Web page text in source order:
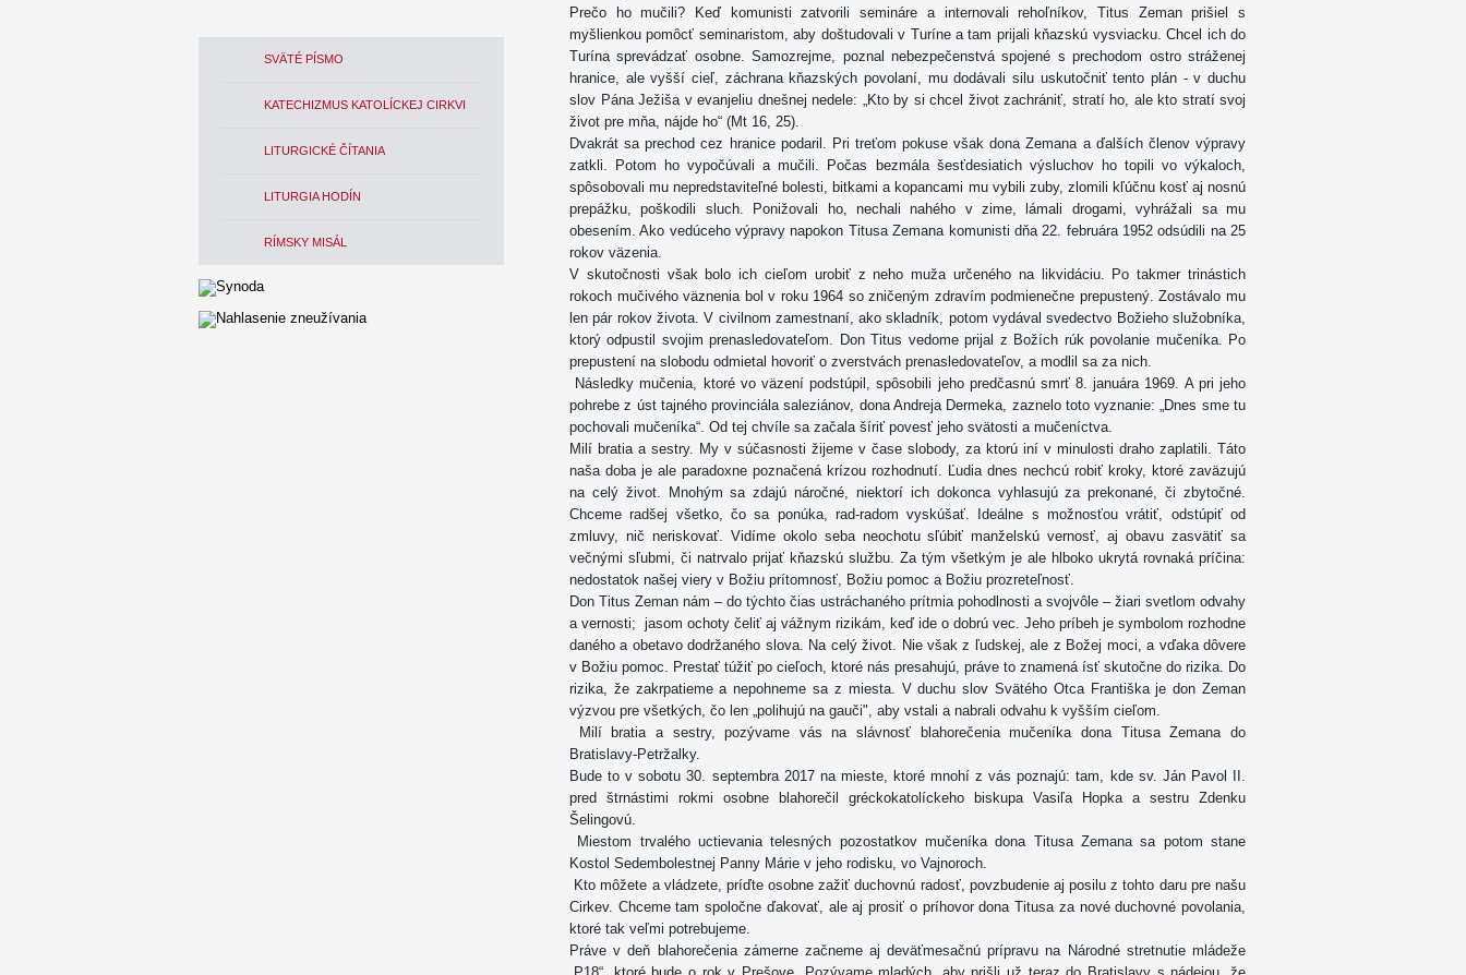
SVÄTÉ PÍSMO
KATECHIZMUS KATOLÍCKEJ CIRKVI
LITURGICKÉ ČÍTANIA
LITURGIA HODÍN
RÍMSKY MISÁL
Prečo ho mučili? Keď komunisti zatvorili semináre a internovali rehoľníkov, Titus Zeman prišiel s
myšlienkou pomôcť seminaristom, aby doštudovali v Turíne a tam prijali kňazskú vysviacku. Chcel ich do
Turína sprevádzať osobne. Samozrejme, poznal nebezpečenstvá spojené s prechodom ostro stráženej
hranice, ale vyšší cieľ, záchrana kňazských povolaní, mu dodávali silu uskutočniť tento plán - v duchu
slov Pána Ježiša v evanjeliu dnešnej nedele: „Kto by si chcel život zachrániť, stratí ho, ale kto stratí svoj
život pre mňa, nájde ho“ (Mt 16, 25).
Dvakrát sa prechod cez hranice podaril. Pri treťom pokuse však dona Zemana a ďalších členov výpravy
zatkli. Potom ho vypočúvali a mučili. Počas bezmála šesťdesiatich výsluchov ho topili vo výkaloch,
spôsobovali mu nepredstaviteľné bolesti, bitkami a kopancami mu vybili zuby, zlomili kľúčnu kosť aj nosnú
prepážku, poškodili sluch. Ponižovali ho, nechali nahého v zime, lámali drogami, vyhrážali sa mu
obesením. Ako vedúceho výpravy napokon Titusa Zemana komunisti dňa 22. februára 1952 odsúdili na 25
rokov väzenia.
V skutočnosti však bolo ich cieľom urobiť z neho muža určeného na likvidáciu. Po takmer trinástich
rokoch mučivého väznenia bol v roku 1964 so zničeným zdravím podmienečne prepustený. Zostávalo mu
len pár rokov života. V civilnom zamestnaní, ako skladník, potom vydával svedectvo Božieho služobníka,
ktorý odpustil svojim prenasledovateľom. Don Titus vedome prijal z Božích rúk povolanie mučeníka. Po
prepustení na slobodu odmietal hovoriť o zverstvách prenasledovateľov, a modlil sa za nich.
Následky mučenia, ktoré vo väzení podstúpil, spôsobili jeho predčasnú smrť 8. januára 1969. A pri jeho
pohrebe z úst tajného provinciála saleziánov, dona Andreja Dermeka, zaznelo toto vyznanie: „Dnes sme tu
pochovali mučeníka“. Od tej chvíle sa začala šíriť povesť jeho svätosti a mučeníctva.
Milí bratia a sestry. My v súčasnosti žijeme v čase slobody, za ktorú iní v minulosti draho zaplatili. Táto
naša doba je ale paradoxne poznačená krízou rozhodnutí. Ľudia dnes nechcú robiť kroky, ktoré zaväzujú
na celý život. Mnohým sa zdajú náročné, niektorí ich dokonca vyhlasujú za prekonané, či zbytočné.
Chceme radšej všetko, čo sa ponúka, rad-radom vyskúšať. Ideálne s možnosťou vrátiť, odstúpiť od
zmluvy, nič neriskovať. Vidíme okolo seba neochotu sľúbiť manželskú vernosť, aj obavu zasvätiť sa
večnými sľubmi, či natrvalo prijať kňazskú službu. Za tým všetkým je ale hlboko ukrytá rovnaká príčina:
nedostatok našej viery v Božiu prítomnosť, Božiu pomoc a Božiu prozreteľnosť.
Don Titus Zeman nám – do týchto čias ustráchaného prítmia pohodlnosti a svojvôle – žiari svetlom odvahy
a vernosti; jasom ochoty čeliť aj vážnym rizikám, keď ide o dobrú vec. Jeho príbeh je symbolom rozhodne
daného a obetavo dodržaného slova. Na celý život. Nie však z ľudskej, ale z Božej moci, a vďaka dôvere
v Božiu pomoc. Prestať túžiť po cieľoch, ktoré nás presahujú, práve to znamená ísť skutočne do rizika. Do
rizika, že zakrpatieme a nepohneme sa z miesta. V duchu slov Svätého Otca Františka je don Zeman
výzvou pre všetkých, čo len „polihujú na gauči", aby vstali a nabrali odvahu k vyšším cieľom.
Milí bratia a sestry, pozývame vás na slávnosť blahorečenia mučeníka dona Titusa Zemana do
Bratislavy-Petržalky.
Bude to v sobotu 30. septembra 2017 na mieste, ktoré mnohí z vás poznajú: tam, kde sv. Ján Pavol II.
pred štrnástimi rokmi osobne blahorečil gréckokatolíckeho biskupa Vasiľa Hopka a sestru Zdenku
Šelingovú.
Miestom trvalého uctievania telesných pozostatkov mučeníka dona Titusa Zemana sa potom stane
Kostol Sedembolestnej Panny Márie v jeho rodisku, vo Vajnoroch.
Kto môžete a vládzete, príďte osobne zažiť duchovnú radosť, povzbudenie aj posilu z tohto daru pre našu
Cirkev. Chceme tam spoločne ďakovať, ale aj prosiť o príhovor dona Titusa za nové duchovné povolania,
ktoré tak veľmi potrebujeme.
Práve v deň blahorečenia zámerne začneme aj deväťmesačnú prípravu na Národné stretnutie mládeže